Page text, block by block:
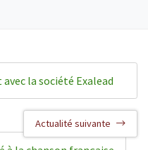
la société Exalead
Actualité suivante